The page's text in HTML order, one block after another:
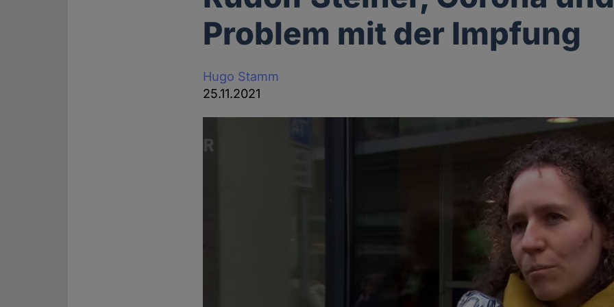
Problem mit der Impfung
Hugo Stamm
25.11.2021